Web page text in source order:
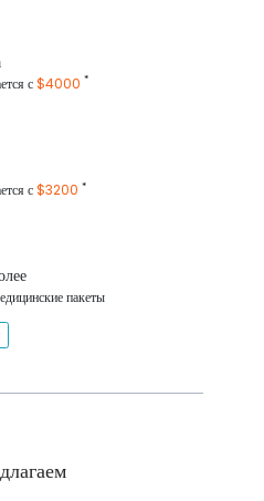
с$4000 *
с$3200 *
пакеты